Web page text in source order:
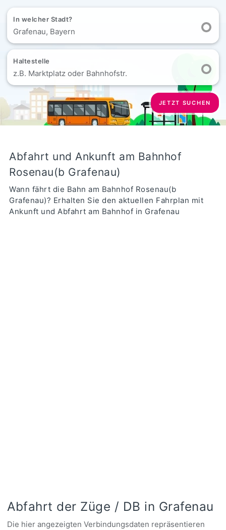
In welcher Stadt?
Grafenau, Bayern
Haltestelle
z.B. Marktplatz oder Bahnhofstr.
JETZT SUCHEN
Abfahrt und Ankunft am Bahnhof
Rosenau(b Grafenau)
Wann fährt die Bahn am Bahnhof Rosenau(b
Grafenau)? Erhalten Sie den aktuellen Fahrplan mit
Ankunft und Abfahrt am Bahnhof in Grafenau
Abfahrt der Züge / DB in Grafenau
Die hier angezeigten Verbindungsdaten repräsentieren